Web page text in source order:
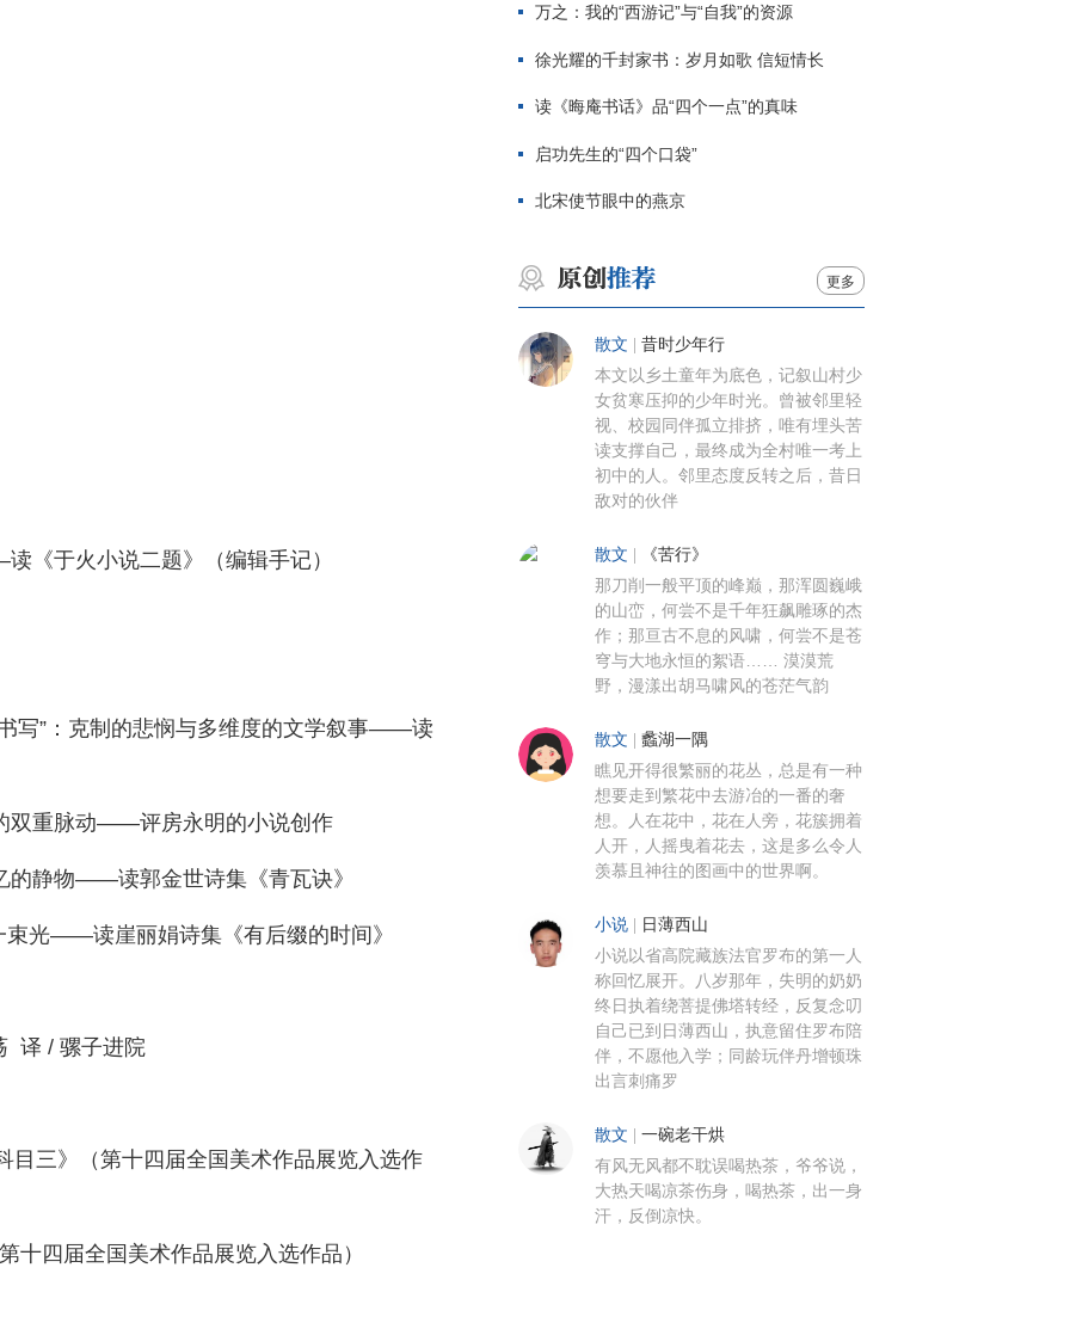
《于火小说二题》（编辑手记）
写”：克制的悲悯与多维度的文学叙事——读
双重脉动——评房永明的小说创作
的静物——读郭金世诗集《青瓦诀》
光——读崖丽娟诗集《有后缀的时间》
译 / 骡子进院
目三》（第十四届全国美术作品展览入选作
十四届全国美术作品展览入选作品）
万之：我的“西游记”与“自我”的资源
徐光耀的千封家书：岁月如歌 信短情长
读《晦庵书话》品“四个一点”的真味
启功先生的“四个口袋”
北宋使节眼中的燕京
更多
散文 昔时少年行
本文以乡土童年为底色，记叙山村少
女贫寒压抑的少年时光。曾被邻里轻
视、校园同伴孤立排挤，唯有埋头苦
读支撑自己，最终成为全村唯一考上
初中的人。邻里态度反转之后，昔日
敌对的伙伴
散文 《苦行》
那刀削一般平顶的峰巅，那浑圆巍峨
的山峦，何尝不是千年狂飙雕琢的杰
作；那亘古不息的风啸，何尝不是苍
穹与大地永恒的絮语…… 漠漠荒
野，漫漾出胡马啸风的苍茫气韵
散文 蠡湖一隅
瞧见开得很繁丽的花丛，总是有一种
想要走到繁花中去游冶的一番的奢
想。人在花中，花在人旁，花簇拥着
人开，人摇曳着花去，这是多么令人
羡慕且神往的图画中的世界啊。
小说 日薄西山
小说以省高院藏族法官罗布的第一人
称回忆展开。八岁那年，失明的奶奶
终日执着绕菩提佛塔转经，反复念叨
自己已到日薄西山，执意留住罗布陪
伴，不愿他入学；同龄玩伴丹增顿珠
出言刺痛罗
散文 一碗老干烘
有风无风都不耽误喝热茶，爷爷说，
大热天喝凉茶伤身，喝热茶，出一身
汗，反倒凉快。